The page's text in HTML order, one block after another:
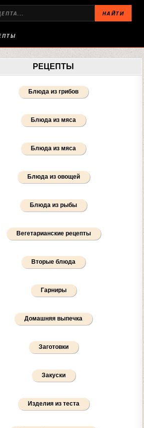
НАЙТИ
РЕЦЕПТЫ
Блюда из грибов
Блюда из мяса
Блюда из мяса
Блюда из овощей
Блюда из рыбы
Вегетарианские рецепты
Вторые блюда
Гарниры
Домашняя выпечка
Заготовки
Закуски
Изделия из теста